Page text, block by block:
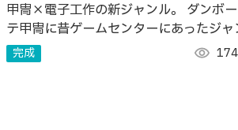
甲冑×電子工作の新ジャンル。 ダンボ
テ甲冑に昔ゲームセンターにあったジャ
ジした電子前立てをつけました。 その
侍」！ 刀を振るとじゃんけんできます。
完成 visibility